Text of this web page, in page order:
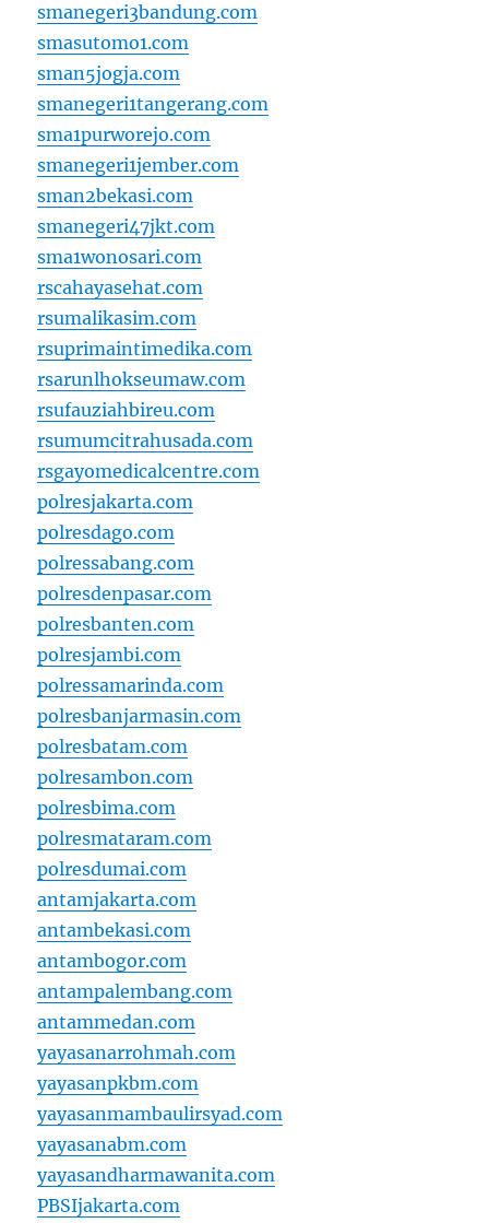
smanegeri3bandung.com
smasutomo1.com
sman5jogja.com
smanegeri1tangerang.com
sma1purworejo.com
smanegeri1jember.com
sman2bekasi.com
smanegeri47jkt.com
sma1wonosari.com
rscahayasehat.com
rsumalikasim.com
rsuprimaintimedika.com
rsarunlhokseumaw.com
rsufauziahbireu.com
rsumumcitrahusada.com
rsgayomedicalcentre.com
polresjakarta.com
polresdago.com
polressabang.com
polresdenpasar.com
polresbanten.com
polresjambi.com
polressamarinda.com
polresbanjarmasin.com
polresbatam.com
polresambon.com
polresbima.com
polresmataram.com
polresdumai.com
antamjakarta.com
antambekasi.com
antambogor.com
antampalembang.com
antammedan.com
yayasanarrohmah.com
yayasanpkbm.com
yayasanmambaulirsyad.com
yayasanabm.com
yayasandharmawanita.com
PBSIjakarta.com